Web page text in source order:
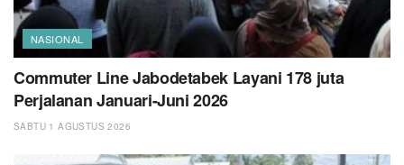
NASIONAL
Commuter Line Jabodetabek Layani 178 juta
Perjalanan Januari-Juni 2026
SABTU 1 AGUSTUS 2026